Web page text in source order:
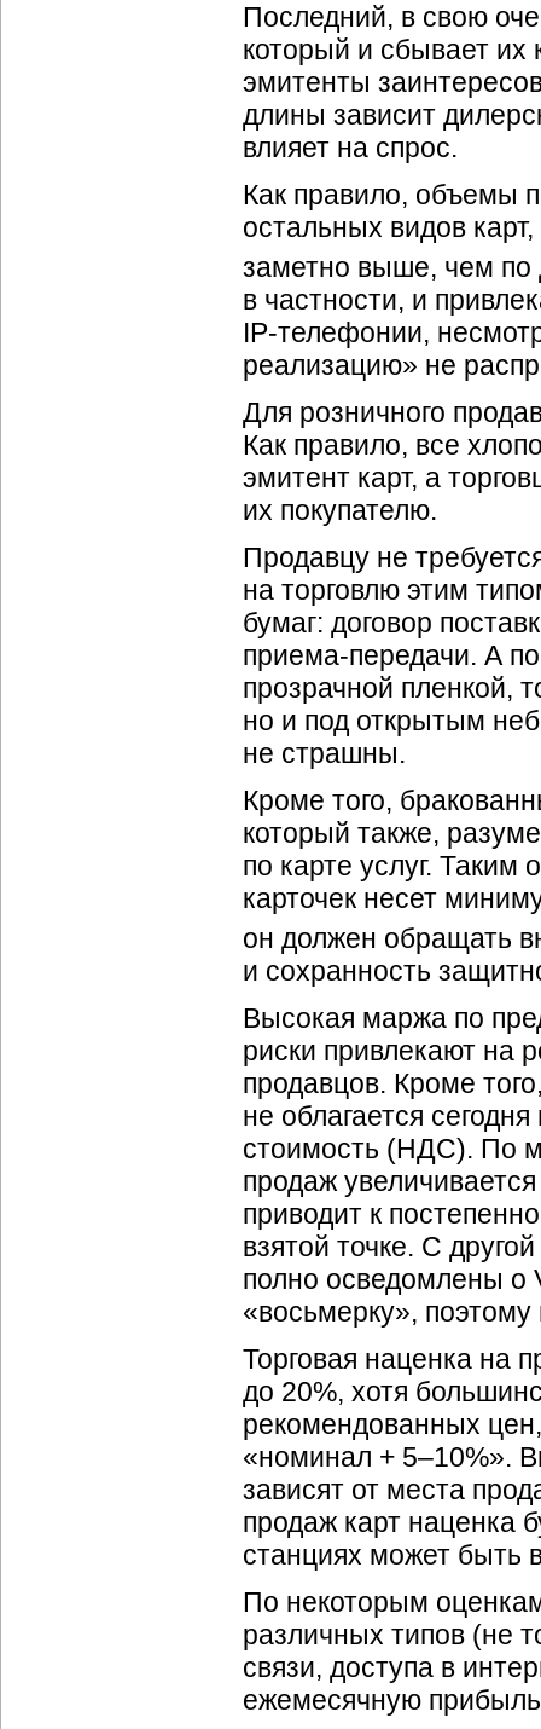
Последний, в свою
который и сбывает
эмитенты
длины зависит
влияет на спрос.
Как правило, объемы
остальных видов
заметно выше, чем по
в частности, и
IP-телефонии,
реализацию» не
Для розничного
Как правило, все
эмитент карт, а
их покупателю.
Продавцу не
на торговлю этим
бумаг: договор
приема-передачи. А
прозрачной пленкой,
но и под открытым
не страшны.
Кроме того,
который также,
по карте услуг.
карточек несет
он должен обращать
и сохранность
Высокая маржа по
риски привлекают на
продавцов. Кроме
не облагается
стоимость (НДС). По
продаж
приводит к
взятой точке. С
полно осведомлены о
«восьмерку»,
Торговая наценка на
до 20%, хотя
рекомендованных
«номинал + 5–10%».
зависят от места
продаж карт наценка
станциях может быть
По некоторым
различных типов (не
связи, доступа в
ежемесячную